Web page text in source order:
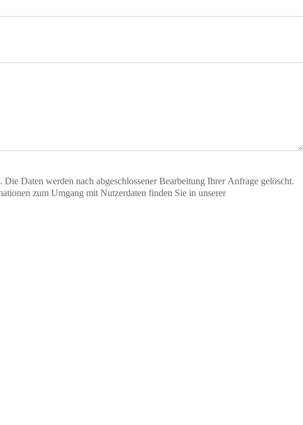
Daten werden nach abgeschlossener Bearbeitung Ihrer Anfrage gelöscht.
zum Umgang mit Nutzerdaten finden Sie in unserer